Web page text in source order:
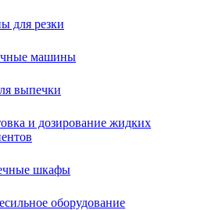
для резки
машины
выпечки
и дозирование жидких
шкафы
оборудование